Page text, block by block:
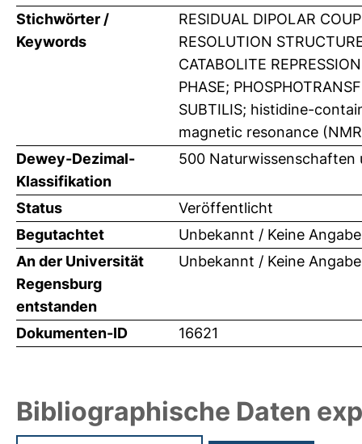
Stichwörter /
Keywords
RESIDUAL DIPOLAR
RESOLUTION
CATABOLITE
PHASE;
SUBTILIS; histidine-
magnetic resonance
Dewey-Dezimal-
Klassifikation
500 Naturwissenschaften
Status
Veröffentlicht
Begutachtet
Unbekannt / Keine Angabe
An der Universität
Regensburg
entstanden
Unbekannt / Keine Angabe
Dokumenten-ID 16621
Bibliographische Daten